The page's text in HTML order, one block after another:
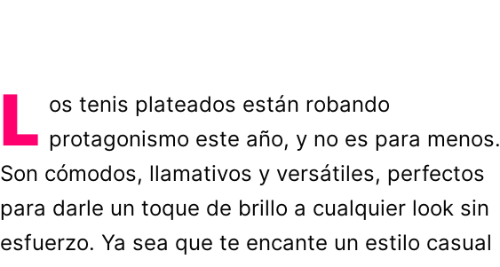
L os tenis plateados están robando
protagonismo este año, y no es para menos.
Son cómodos, llamativos y versátiles, perfectos
para darle un toque de brillo a cualquier look sin
esfuerzo. Ya sea que te encante un estilo casual